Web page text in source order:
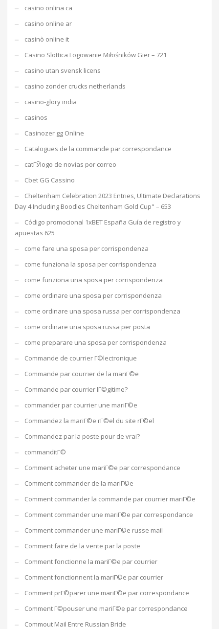
casino onlina ca
casino online ar
casinò online it
Casino Slottica Logowanie Miłośników Gier – 721
casino utan svensk licens
casino zonder crucks netherlands
casino-glory india
casinos
Casinozer gg Online
Catalogues de la commande par correspondance
catГЎlogo de novias por correo
Cbet GG Cassino
Cheltenham Celebration 2023 Entries, Ultimate Declarations
Day 4 Including Boodles Cheltenham Gold Cup" – 653
Código promocional 1xBET España Guía de registro y
apuestas 625
come fare una sposa per corrispondenza
come funziona la sposa per corrispondenza
come funziona una sposa per corrispondenza
come ordinare una sposa per corrispondenza
come ordinare una sposa russa per corrispondenza
come ordinare una sposa russa per posta
come preparare una sposa per corrispondenza
Commande de courrier Г©lectronique
Commande par courrier de la mariГ©e
Commande par courrier lГ©gitime?
commander par courrier une mariГ©e
Commandez la mariГ©e rГ©el du site rГ©el
Commandez par la poste pour de vrai?
commanditГ©
Comment acheter une mariГ©e par correspondance
Comment commander de la mariГ©e
Comment commander la commande par courrier mariГ©e
Comment commander une mariГ©e par correspondance
Comment commander une mariГ©e russe mail
Comment faire de la vente par la poste
Comment fonctionne la mariГ©e par courrier
Comment fonctionnent la mariГ©e par courrier
Comment prГ©parer une mariГ©e par correspondance
Comment Г©pouser une mariГ©e par correspondance
Commout Mail Entre Russian Bride